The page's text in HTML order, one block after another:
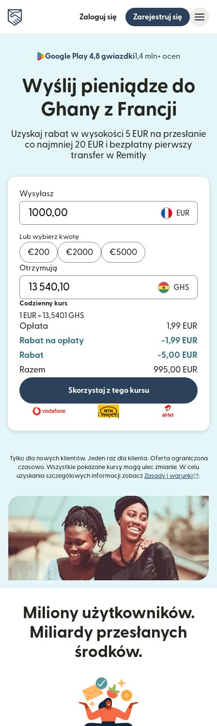
Zaloguj się Zarejestruj się
Google Play 4,8 gwiazdki1,4 mln+ ocen
(otwiera
Wyślij pieniądze do
Ghany z Francji
Uzyskaj rabat w wysokości 5 EUR na przesłanie
co najmniej 20 EUR i bezpłatny pierwszy
transfer w Remitly
Wysyłasz
EUR
Lub wybierz kwotę
€200 €2000 €5000
Otrzymują
GHS
Codzienny kurs
1 EUR = 13,5401 GHS
Opłata
1,99 EUR
Rabat na opłaty
-1,99 EUR
Rabat
-5,00 EUR
Razem
995,00 EUR
Skorzystaj z tego kursu
i więcej
Tylko dla nowych klientów. Jeden raz dla klienta. Oferta ograniczona
czasowo. Wszystkie pokazane kursy mogą ulec zmianie. W celu
uzyskania szczegółowych informacji zobacz Zasady i warunki .
Miliony użytkowników.
Miliardy przesłanych
środków.